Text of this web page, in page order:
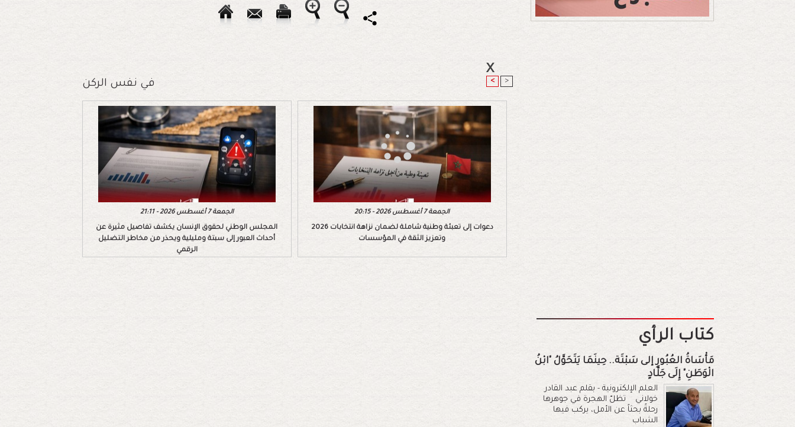
في نفس الركن < >
الجمعة 7 أغسطس 2026 - 21:11
المجلس الوطني لحقوق الإنسان يكشف تفاصيل مثيرة عن
أحداث العبور إلى سبتة ومليلية ويحذر من مخاطر التضليل
الرقمي
الجمعة 7 أغسطس 2026 - 20:15
دعوات إلى تعبئة وطنية شاملة لضمان نزاهة انتخابات 2026
وتعزيز الثقة في المؤسسات
كتاب الرأي
مَأْسَاةُ العُبُورِ إلى سَبْتَة.. حِينَمَا يَتَحَوَّلُ "ابْنُ
الْوَطَنِ" إِلَى جَلَّادٍ
العلم الإلكترونية - بقلم عبد القادر
خولاني تظلّ الهجرة في جوهرها
رحلةً بحثاً عن الأمل، يركب فيها
الشباب